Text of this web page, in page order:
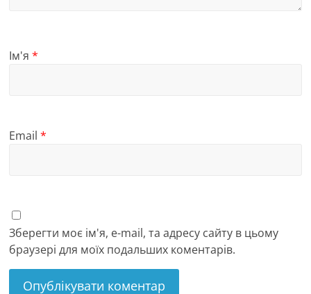
Ім'я*
Email*
Зберегти моє ім'я, e-mail, та адресу сайту в цьому
браузері для моїх подальших коментарів.